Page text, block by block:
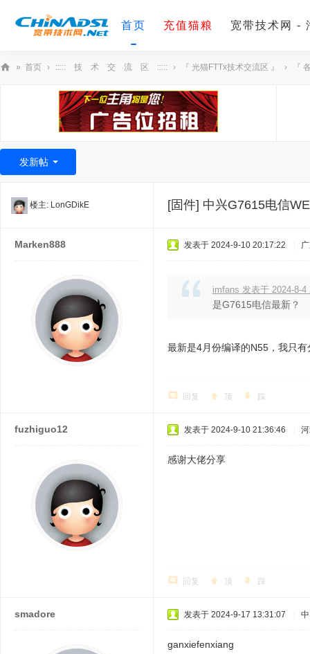
首页 充值猫粮 宽带技术网 -
术
» 首页 › ::::: 技 术 交 流 区 ::::: › 『 光猫FTTx技术交流区 』 › 『
发新帖
楼主: LonGDikE [固件] 中兴G7615电信
Marken888 发表于 2024-9-10 20:17:22
imfans 发表于 2024-8-4
是G7615电信最新？
最新是4月份编译的N55，我只
回复 顶 踩
fuzhiguo12 发表于 2024-9-10 21:36:46
感谢大佬分享
回复 顶 踩
smadore 发表于 2024-9-17 13:31:07
ganxiefenxiang